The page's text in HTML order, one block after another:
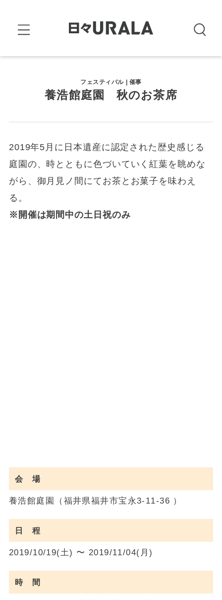
フェスティバル | 催事
養浩館庭園 秋のお茶席
2019年5月に日本遺産に認定された歴史感じる
庭園の、時とともに色づいていく紅葉を眺めな
がら、御月見ノ間にてお茶とお菓子を味わえ
る。
※開催は期間中の土日祝のみ
会 場
養浩館庭園（福井県福井市宝永3-11-36 ）
日 程
2019/10/19(土) 〜 2019/11/04(月)
時 間